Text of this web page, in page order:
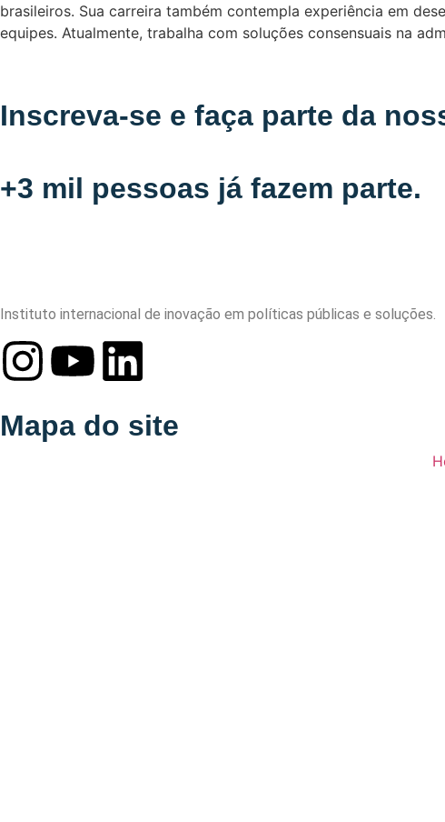
brasileiros. Sua carreira também contempla experiência em
equipes. Atualmente, trabalha com soluções consensuais na
Inscreva-se e faça parte da
+3 mil pessoas já fazem parte.
Instituto internacional de inovação em políticas públicas e soluções.
Mapa do site